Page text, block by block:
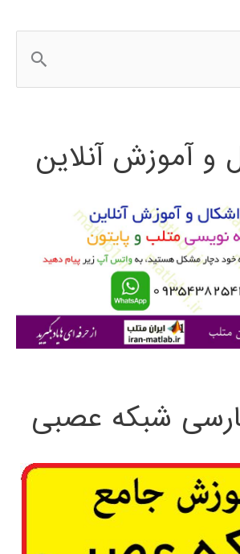
و آموزش آنلاین
شبکه عصبی